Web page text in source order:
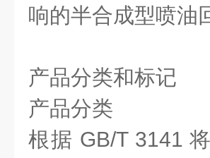
响的半合成型喷油
产品分类和标记
产品分类
根据 GB/T 3141